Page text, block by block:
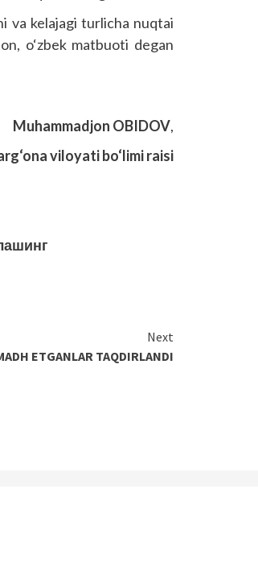
va kelajagi turlicha nuqtai
o‘zbek matbuoti degan
Muhammadjon OBIDOV,
viloyati bo‘limi raisi
Next
ETGANLAR TAQDIRLANDI